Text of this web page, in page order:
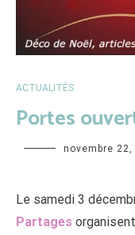
ACTUALITÉS
Portes
Sabrina novembre 22,
Le samedi 3
Partages